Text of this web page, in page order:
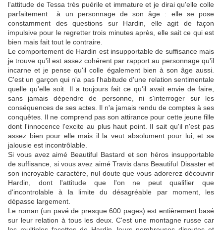
l'attitude de Tessa très puérile et immature et je dirai qu'elle colle
parfaitement à un personnage de son âge : elle se pose
constamment des questions sur Hardin, elle agit de façon
impulsive pour le regretter trois minutes après, elle sait ce qui est
bien mais fait tout le contraire.
Le comportement de Hardin est insupportable de suffisance mais
je trouve qu'il est assez cohérent par rapport au personnage qu'il
incarne et je pense qu'il colle également bien à son âge aussi.
C'est un garçon qui n'a pas l'habitude d'une relation sentimentale
quelle qu’elle soit. Il a toujours fait ce qu'il avait envie de faire,
sans jamais dépendre de personne, ni s'interroger sur les
conséquences de ses actes. Il n'a jamais rendu de comptes à ses
conquêtes. Il ne comprend pas son attirance pour cette jeune fille
dont l'innocence l'excite au plus haut point. Il sait qu'il n'est pas
assez bien pour elle mais il la veut absolument pour lui, et sa
jalousie est incontrôlable.
Si vous avez aimé Beautiful Bastard et son héros insupportable
de suffisance, si vous avez aimé Travis dans Beautiful Disaster et
son incroyable caractère, nul doute que vous adorerez découvrir
Hardin, dont l'attitude que l'on ne peut qualifier que
d'incontrolable à la limite du désagréable par moment, les
dépasse largement.
Le roman (un pavé de presque 600 pages) est entièrement basé
sur leur relation à tous les deux. C'est une montagne russe car